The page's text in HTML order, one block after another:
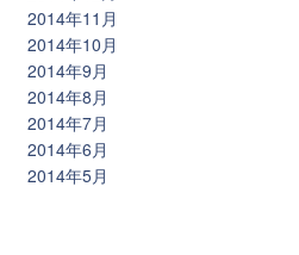
2014年11月
2014年10月
2014年9月
2014年8月
2014年7月
2014年6月
2014年5月